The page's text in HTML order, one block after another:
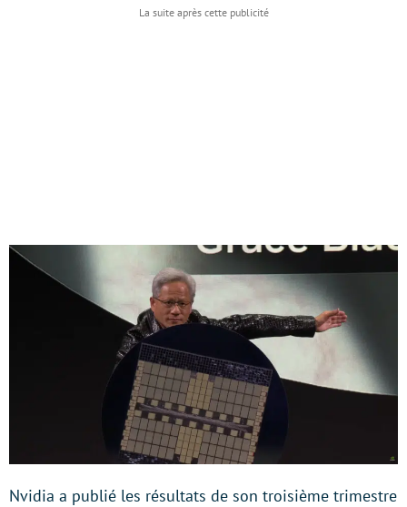
Nvidia a publié les résultats de son troisième trimestre